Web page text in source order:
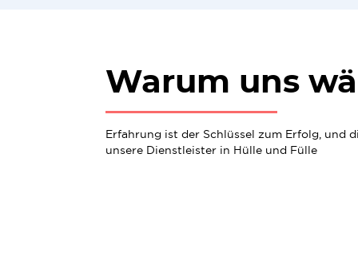
Warum uns
Erfahrung ist der Schlüssel zum Erfolg, und
unsere Dienstleister in Hülle und Fülle